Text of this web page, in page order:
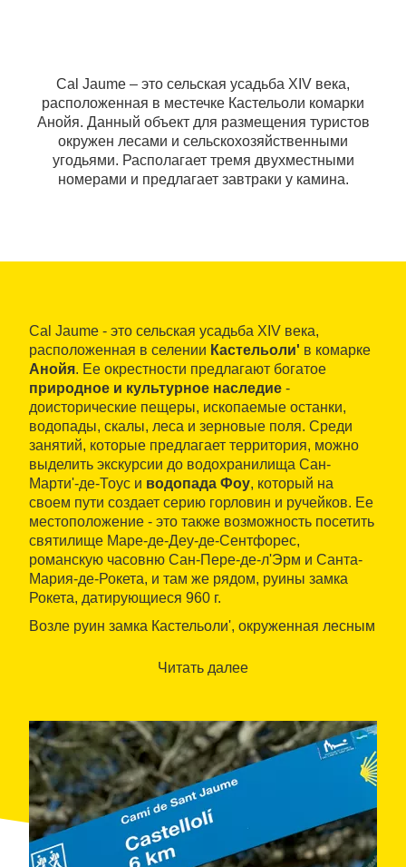
Cal Jaume ‒ это сельская усадьба XIV века,
расположенная в местечке Кастельоли комарки
Анойя. Данный объект для размещения туристов
окружен лесами и сельскохозяйственными
угодьями. Располагает тремя двухместными
номерами и предлагает завтраки у камина.
Cal Jaume - это сельская усадьба XIV века,
расположенная в селении Кастельоли' в комарке
Анойя. Ее окрестности предлагают богатое
природное и культурное наследие -
доисторические пещеры, ископаемые останки,
водопады, скалы, леса и зерновые поля. Среди
занятий, которые предлагает территория, можно
выделить экскурсии до водохранилища Сан-
Марти'-де-Тоус и водопада Фоу, который на
своем пути создает серию горловин и ручейков. Ее
местоположение - это также возможность посетить
святилище Маре-де-Деу-де-Сентфорес,
романскую часовню Сан-Пере-де-л'Эрм и Санта-
Мария-де-Рокета, и там же рядом, руины замка
Рокета, датирующиеся 960 г.
Возле руин замка Кастельоли', окруженная лесным
тремя двухместными номерами
каминасвоим гостям.
Читать далее